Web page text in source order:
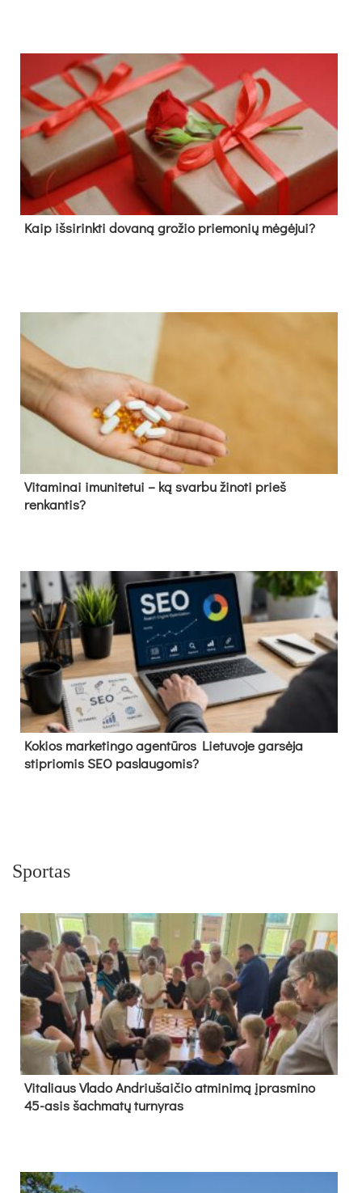
Kaip išsirinkti dovaną grožio priemonių mėgėjui?
Vitaminai imunitetui – ką svarbu žinoti prieš
renkantis?
Kokios marketingo agentūros Lietuvoje garsėja
stipriomis SEO paslaugomis?
Sportas
Vi­ta­liaus Vla­do And­riu­šai­čio at­mi­ni­mą įpras­mi­no
45-asis šach­ma­tų tur­ny­ras